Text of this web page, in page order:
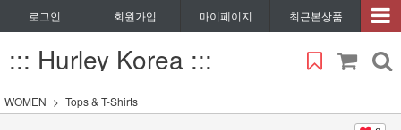
로그인 회원가입 마이페이지 최근본상품
::: Hurley Korea :::
WOMEN Tops & T-Shirts